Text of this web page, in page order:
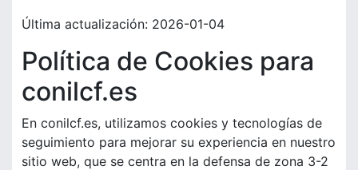
Última actualización: 2026-01-04
Política de Cookies para
conilcf.es
En conilcf.es, utilizamos cookies y tecnologías de
seguimiento para mejorar su experiencia en nuestro
sitio web, que se centra en la defensa de zona 3-2